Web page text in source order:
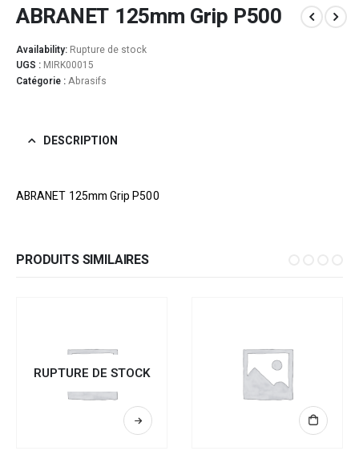
ABRANET 125mm Grip P500
Availability: Rupture de stock
UGS : MIRK00015
Catégorie :Abrasifs
DESCRIPTION
ABRANET 125mm Grip P500
PRODUITS SIMILAIRES
RUPTURE DE STOCK